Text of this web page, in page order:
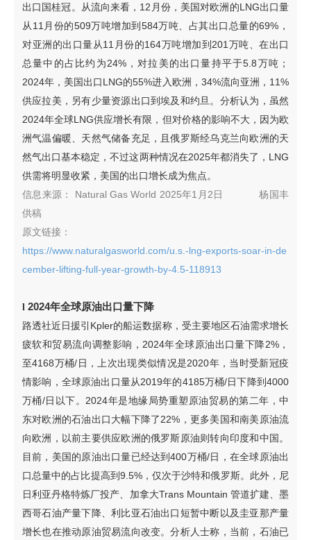
出口国桂冠。从流向来看，12月份，美国对欧洲的LNG出口量
从11月份的509万吨增加到584万吨、占其出口总量的69%，
对亚洲的出口量从11月份的164万吨增加到201万吨、在出口
总量中的占比约为24%，对拉美的出口量持平于5.8万吨；
2024年，美国出口LNG的55%进入欧洲，34%流向亚洲，11%
供应拉美，另有少量资源出口到埃及和约旦。分析认为，虽然
2024年全球LNG供应增长有限，但对价格的影响不大，因为欧
洲气温偏暖、天然气储备充足，且俄罗斯经乌克兰向欧洲的天
然气出口基本稳定，不过这两种情况在2025年都消失了，LNG
供需将明显收紧，美国的出口增长成为焦点。
信息来源：
Natural Gas World 2025年1月2日
杨国丰
供稿
原文链接：
https://www.naturalgasworld.com/u.s.-lng-exports-soar-in-de
cember-lifting-full-year-growth-by-4.5-118913
l 2024年全球原油出口量下降
路透社近日援引Kpler的船运数据称，受主要地区石油需求增长
疲软和贸易流向调整影响，2024年全球原油出口量下降2%，
至4168万桶/日，上次出现类似情况是2020年，当时受新冠疫
情影响，全球原油出口量从2019年的4185万桶/日下降到4000
万桶/日以下。2024年是地缘局势重塑原油贸易的第二年，中
东对欧洲的石油出口大幅下降了22%，更多美国和南美原油流
向欧洲，以前主要供应欧洲的俄罗斯原油则转向印度和中国。
目前，美国的原油出口量已经达到400万桶/日，在全球原油出
口总量中的占比提高到9.5%，仅次于沙特和俄罗斯。此外，尼
日利亚丹格特炼厂投产、加拿大Trans Mountain 管道扩建、墨
西哥石油产量下降、利比亚石油出口短暂中断以及圭亚那产量
增长也在推动原油贸易流向改变。分析人士称，当前，石油已